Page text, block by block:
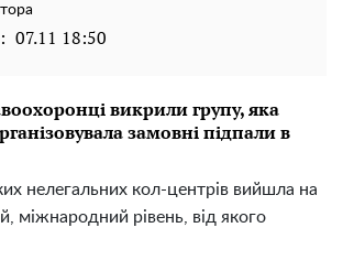
07.11 18:50
викрили групу, яка
замовні підпали в
нелегальних кол-центрів вийшла на
міжнародний рівень, від якого